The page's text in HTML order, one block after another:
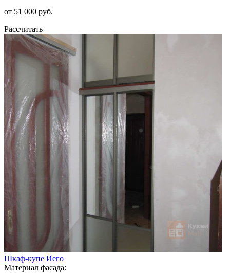
от 51 000 руб.
Рассчитать
Шкаф-купе Иего
Материал фасада: